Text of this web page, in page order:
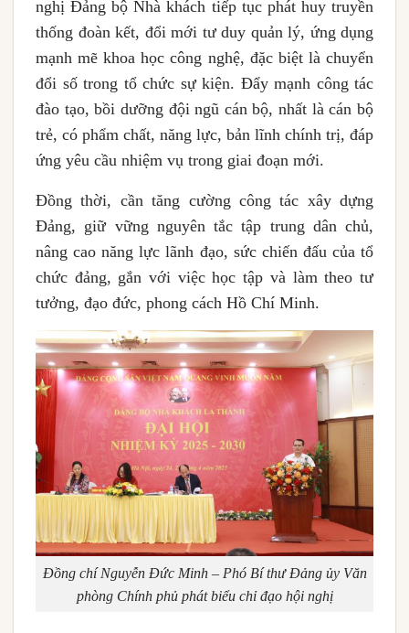
nghị Đảng bộ Nhà khách tiếp tục phát huy truyền
thống đoàn kết, đổi mới tư duy quản lý, ứng dụng
mạnh mẽ khoa học công nghệ, đặc biệt là chuyển
đổi số trong tổ chức sự kiện. Đẩy mạnh công tác
đào tạo, bồi dưỡng đội ngũ cán bộ, nhất là cán bộ
trẻ, có phẩm chất, năng lực, bản lĩnh chính trị, đáp
ứng yêu cầu nhiệm vụ trong giai đoạn mới.
Đồng thời, cần tăng cường công tác xây dựng
Đảng, giữ vững nguyên tắc tập trung dân chủ,
nâng cao năng lực lãnh đạo, sức chiến đấu của tổ
chức đảng, gắn với việc học tập và làm theo tư
tưởng, đạo đức, phong cách Hồ Chí Minh.
Đồng chí Nguyễn Đức Minh – Phó Bí thư Đảng ủy Văn
phòng Chính phủ phát biểu chỉ đạo hội nghị